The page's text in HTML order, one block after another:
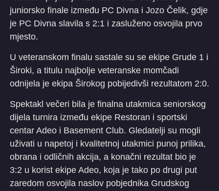
juniorsko finale između PC Divna i Jozo Čelik, gdje
je PC Divna slavila s 2:1 i zasluženo osvojila prvo
mjesto.
U veteranskom finalu sastale su se ekipe Grude 1 i
Široki, a titulu najbolje veteranske momčadi
odnijela je ekipa Širokog pobijedivši rezultatom 2:0.
Spektakl večeri bila je finalna utakmica seniorskog
dijela turnira između ekipe Restoran i sportski
centar Adeo i Basement Club. Gledatelji su mogli
uživati u napetoj i kvalitetnoj utakmici punoj prilika,
obrana i odličnih akcija, a konačni rezultat bio je
3:2 u korist ekipe Adeo, koja je tako po drugi put
zaredom osvojila naslov pobjednika Grudskog